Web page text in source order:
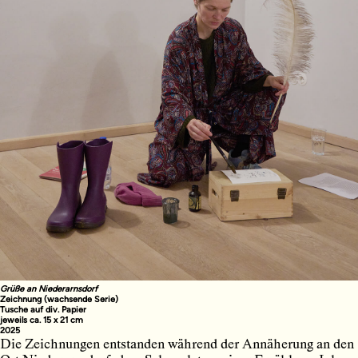
Grüße an Niederarnsdorf
Zeichnung (wachsende Serie)
Tusche auf div. Papier
jeweils ca. 15 x 21 cm
2025
Die Zeichnungen entstanden während der Annäherung an den